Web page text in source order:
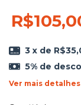
3 x de
5% de
Ver mais detalhes